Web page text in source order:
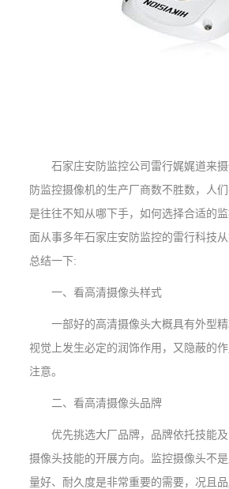
石家庄安防监控公司雷行娓娓道来
防监控摄像机的生产厂商数不胜数，人
是往往不知从哪下手，如何选择合适的
面从事多年石家庄安防监控的雷行科技
总结一下:
一、看高清摄像头样式
一部好的高清摄像头大概具有外型
视觉上发生必定的润饰作用，又隐蔽的
注意。
二、看高清摄像头品牌
优先挑选大厂品牌，品牌依托技能
摄像头技能的开展方向。监控摄像头不
量好、耐久度是非常重要的需要，况且